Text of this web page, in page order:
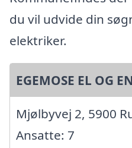
du vil udvide din
elektriker.
EGEMOSE EL OG
Mjølbyvej 2, 5900
Ansatte: 7